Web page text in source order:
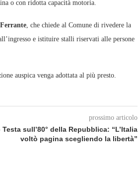
o con ridotta capacità motoria.
, che chiede al Comune di rivedere la
e istituire stalli riservati alle persone
auspica venga adottata al più presto.
prossimo articolo
sull’80° della Repubblica: “L’Italia
voltò pagina scegliendo la libertà”